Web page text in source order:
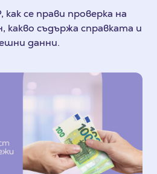
се прави проверка на
какво съдържа справката и
данни.